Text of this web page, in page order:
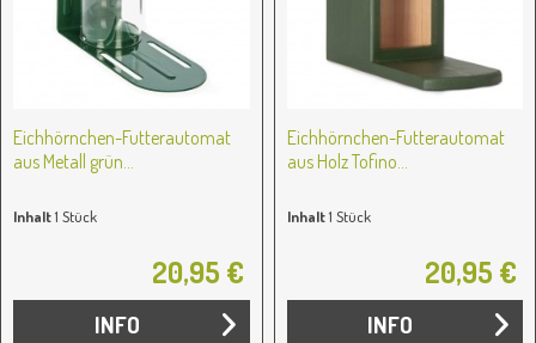
Eichhörnchen-Futterautomat
aus Metall grün...
Inhalt1 Stück
20,95 €
INFO
Eichhörnchen-Futterautomat
aus Holz Tofino...
Inhalt1 Stück
20,95 €
INFO